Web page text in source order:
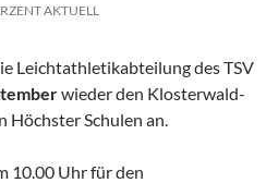
AKTUELL
Leichtathletikabteilung des TSV
wieder den Klosterwald-
Höchster Schulen an.
10.00 Uhr für den